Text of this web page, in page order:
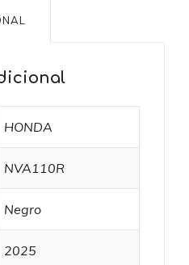
HONDA
NVA110R
Negro
2025